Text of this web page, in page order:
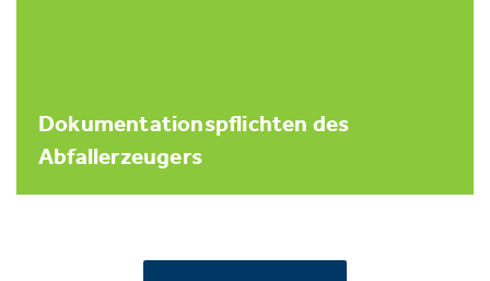
Dokumentationspflichten des
Abfallerzeugers